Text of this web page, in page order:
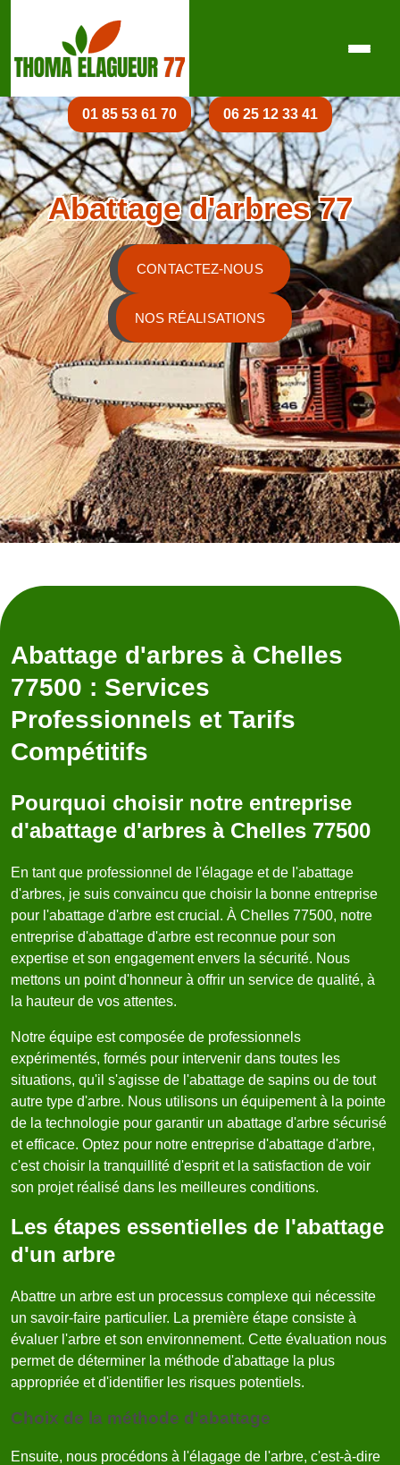
01 85 53 61 70 06 25 12 33 41
Abattage d'arbres 77
CONTACTEZ-NOUS
NOS RÉALISATIONS
Abattage d'arbres à Chelles
77500 : Services
Professionnels et Tarifs
Compétitifs
Pourquoi choisir notre entreprise
d'abattage d'arbres à Chelles 77500
En tant que professionnel de l'élagage et de l'abattage
d'arbres, je suis convaincu que choisir la bonne entreprise
pour l'abattage d'arbre est crucial. À Chelles 77500, notre
entreprise d'abattage d'arbre est reconnue pour son
expertise et son engagement envers la sécurité. Nous
mettons un point d'honneur à offrir un service de qualité, à
la hauteur de vos attentes.
Notre équipe est composée de professionnels
expérimentés, formés pour intervenir dans toutes les
situations, qu'il s'agisse de l'abattage de sapins ou de tout
autre type d'arbre. Nous utilisons un équipement à la pointe
de la technologie pour garantir un abattage d'arbre sécurisé
et efficace. Optez pour notre entreprise d'abattage d'arbre,
c'est choisir la tranquillité d'esprit et la satisfaction de voir
son projet réalisé dans les meilleures conditions.
Les étapes essentielles de l'abattage
d'un arbre
Abattre un arbre est un processus complexe qui nécessite
un savoir-faire particulier. La première étape consiste à
évaluer l'arbre et son environnement. Cette évaluation nous
permet de déterminer la méthode d'abattage la plus
appropriée et d'identifier les risques potentiels.
Choix de la méthode d'abattage
Ensuite, nous procédons à l'élagage de l'arbre, c'est-à-dire